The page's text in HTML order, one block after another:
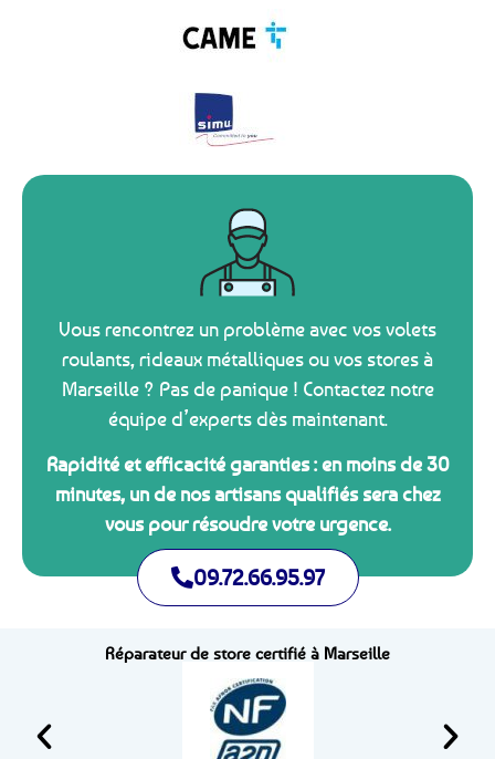
Vous rencontrez un problème avec vos volets
roulants, rideaux métalliques ou vos stores à
Marseille ? Pas de panique ! Contactez notre
équipe d’experts dès maintenant.
Rapidité et efficacité garanties : en moins de 30
minutes, un de nos artisans qualifiés sera chez
vous pour résoudre votre urgence.
09.72.66.95.97
Réparateur de store certifié à Marseille